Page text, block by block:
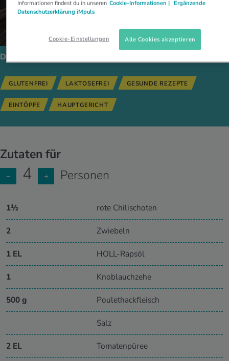
Dieses Gericht passt zu:
GLUTENFREI LAKTOSEFREI GESUNDE REZEPTE
EINTÖPFE HAUPTGERICHT
Zutaten für
− 4 + Personen
1½ rote Chilischoten
2 Zwiebeln
1 EL HOLL-Rapsöl
1 Knoblauchzehe
500 g Poulethackfleisch
Salz
2 EL Tomatenpüree
Informationen findest du in unseren Cookie-Informationen | Ergänzende
Datenschutzerklärung iMpuls
Cookie-Einstellungen Alle Cookies akzeptieren